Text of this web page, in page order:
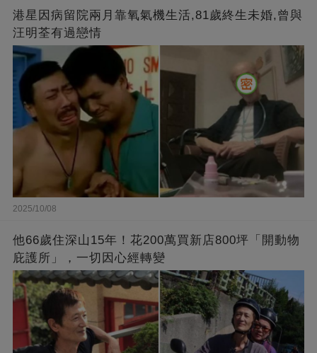
港星因病留院兩月靠氧氣機生活,81歲終生未婚,曾與
汪明荃有過戀情
2025/10/08
他66歲住深山15年！花200萬買新店800坪「開動物
庇護所」，一切因心經轉變